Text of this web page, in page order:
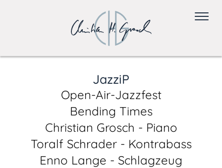
JazziP
Open-Air-Jazzfest
Bending Times
Christian Grosch - Piano
Toralf Schrader - Kontrabass
Enno Lange - Schlagzeug